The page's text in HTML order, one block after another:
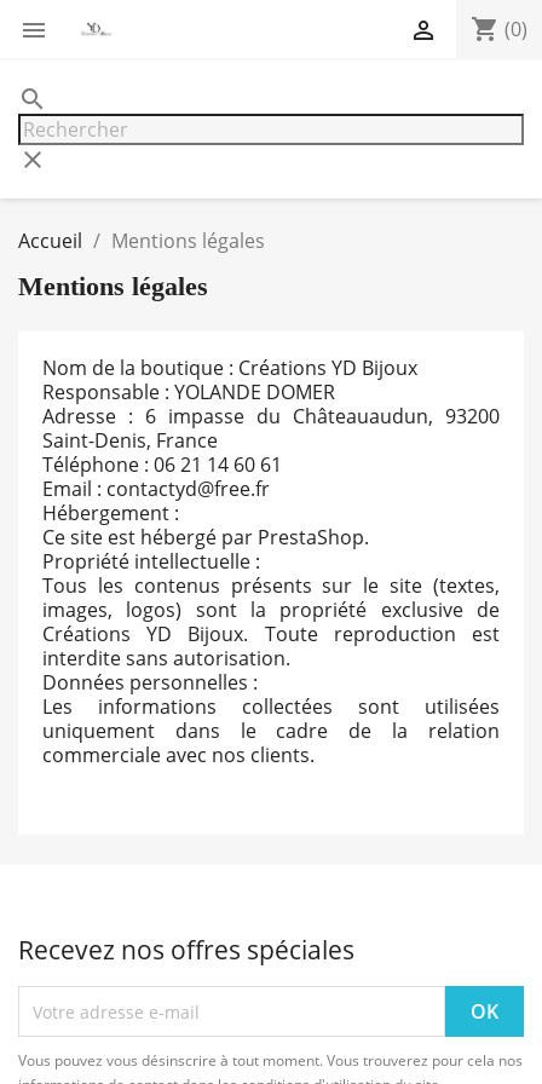
 shopping_cart (0)

search
clear
Accueil Mentions légales
Mentions légales
Nom de la boutique : Créations YD Bijoux
Responsable : YOLANDE DOMER
Adresse : 6 impasse du Châteauaudun, 93200
Saint-Denis, France
Téléphone : 06 21 14 60 61
Email : contactyd@free.fr
Hébergement :
Ce site est hébergé par PrestaShop.
Propriété intellectuelle :
Tous les contenus présents sur le site (textes,
images, logos) sont la propriété exclusive de
Créations YD Bijoux. Toute reproduction est
interdite sans autorisation.
Données personnelles :
Les informations collectées sont utilisées
uniquement dans le cadre de la relation
commerciale avec nos clients.
Recevez nos offres spéciales
Vous pouvez vous désinscrire à tout moment. Vous trouverez pour cela nos